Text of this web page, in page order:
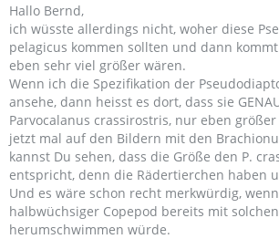
Hallo Bernd,
ich wüsste allerdings nicht, woher diese
pelagicus kommen sollten und dann
eben sehr viel größer wären.
Wenn ich die Spezifikation der
ansehe, dann heisst es dort, dass sie
Parvocalanus crassirostris, nur eben
jetzt mal auf den Bildern mit den
kannst Du sehen, dass die Größe den P.
entspricht, denn die Rädertierchen haben
Und es wäre schon recht merkwürdig,
halbwüchsiger Copepod bereits mit
herumschwimmen würde.